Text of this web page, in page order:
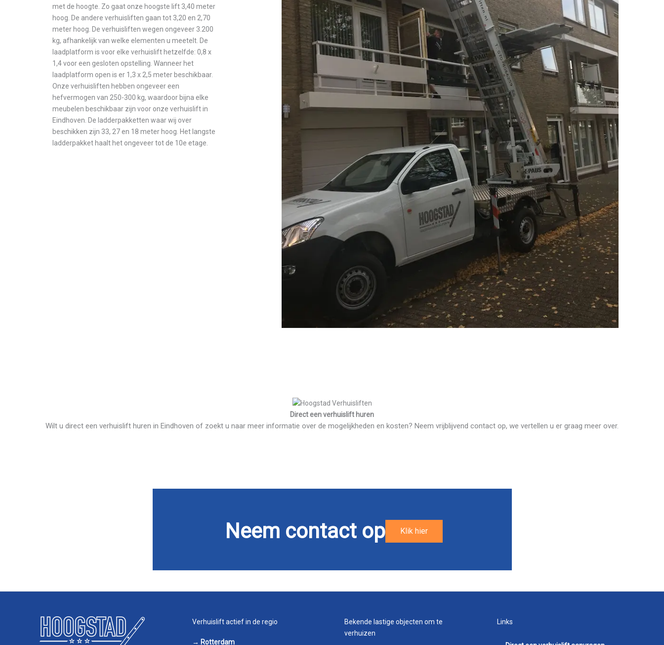
met de hoogte. Zo gaat onze hoogste lift 3,40 meter
hoog. De andere verhuisliften gaan tot 3,20 en 2,70
meter hoog. De verhuisliften wegen ongeveer 3.200
kg, afhankelijk van welke elementen u meetelt. De
laadplatform is voor elke verhuislift hetzelfde: 0,8 x
1,4 voor een gesloten opstelling. Wanneer het
laadplatform open is er 1,3 x 2,5 meter beschikbaar.
Onze verhuisliften hebben ongeveer een
hefvermogen van 250-300 kg, waardoor bijna elke
meubelen beschikbaar zijn voor onze verhuislift in
Eindhoven. De ladderpakketten waar wij over
beschikken zijn 33, 27 en 18 meter hoog. Het langste
ladderpakket haalt het ongeveer tot de 10e etage.
Direct een verhuislift huren
Wilt u direct een verhuislift huren in Eindhoven of zoekt u naar meer informatie over de mogelijkheden en kosten? Neem vrijblijvend contact op, we vertellen u er graag meer over.
Neem contact op Klik hier
Verhuislift actief in de regio
→ Rotterdam
Bekende lastige objecten om te
verhuizen
Links